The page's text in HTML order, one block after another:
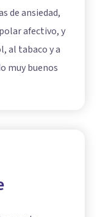
de ansiedad,
afectivo, y
al tabaco y a
muy buenos